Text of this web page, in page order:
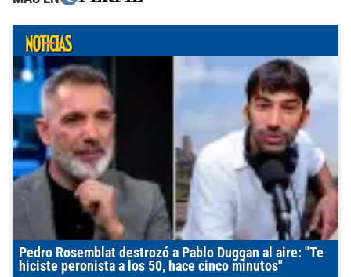
Pedro Rosemblat destrozó a Pablo Duggan al aire: "Te
hiciste peronista a los 50, hace cinco minutos"